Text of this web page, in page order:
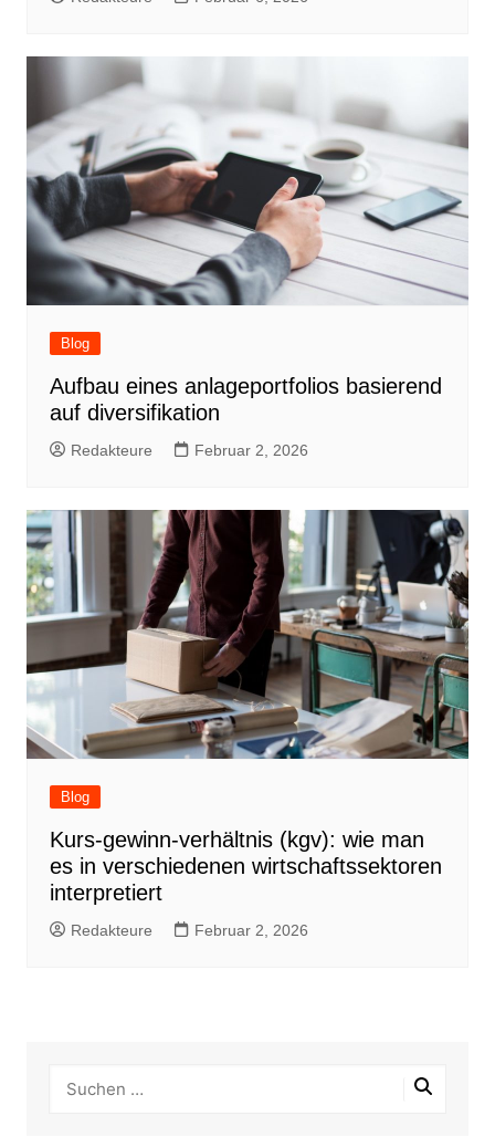
Blog
Aufbau eines anlageportfolios basierend
auf diversifikation
Redakteure Februar 2, 2026
Blog
Kurs-gewinn-verhältnis (kgv): wie man
es in verschiedenen wirtschaftssektoren
interpretiert
Redakteure Februar 2, 2026